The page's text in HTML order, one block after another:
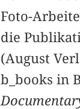
Foto-
die
(August
b_books in